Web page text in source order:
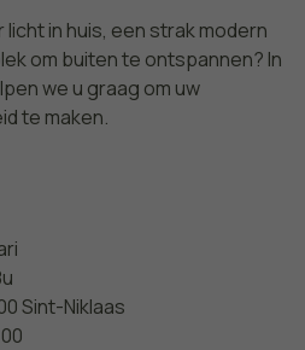
in huis, een strak modern
om buiten te ontspannen? In
we u graag om uw
te maken.
Sint-Niklaas